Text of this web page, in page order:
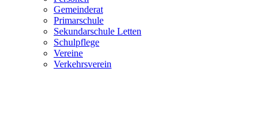
Gemeinderat
Primarschule
Sekundarschule Letten
Schulpflege
Vereine
Verkehrsverein